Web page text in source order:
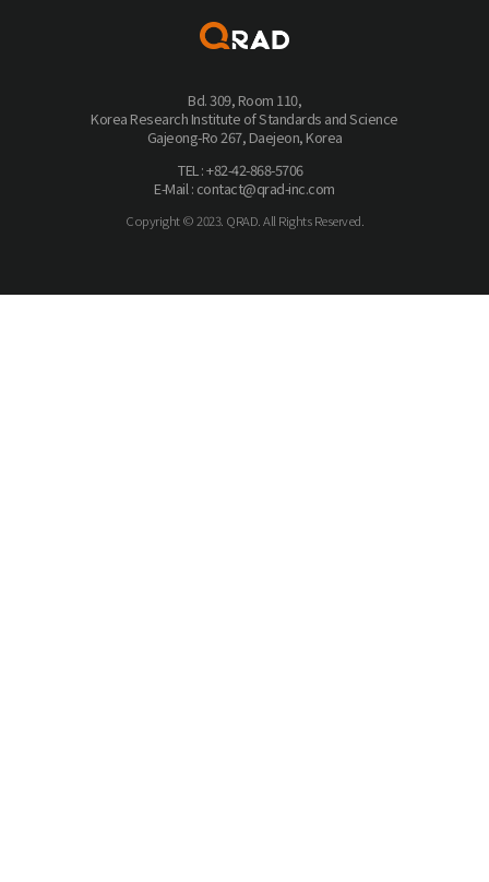
Bd. 309, Room 110,
Korea Research Institute of Standards and Science
Gajeong-Ro 267, Daejeon, Korea
TEL : +82-42-868-5706
E-Mail : contact@qrad-inc.com
Copyright © 2023. QRAD. All Rights Reserved.